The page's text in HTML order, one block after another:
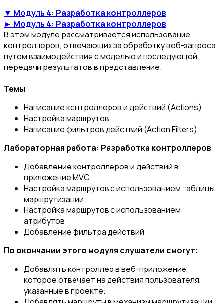
▼ Модуль 4: Разработка контроллеров
► Модуль 4: Разработка контроллеров
В этом модуле рассматривается использование
контроллеров, отвечающих за обработку веб-запроса
путем взаимодействия с моделью и последующей
передачи результатов в представление.
Темы
Написание контроллеров и действий (Actions)
Настройка маршрутов
Написание фильтров действий (Action Filters)
Лабораторная работа: Разработка контроллеров
Добавление контроллеров и действий в
приложение MVC
Настройка маршрутов с использованием таблицы
маршрутизации
Настройка маршрутов с использованием
атрибутов
Добавление фильтра действий
По окончании этого модуля слушатели смогут:
Добавлять контроллер в веб-приложение,
которое отвечает на действия пользователя,
указанные в проекте.